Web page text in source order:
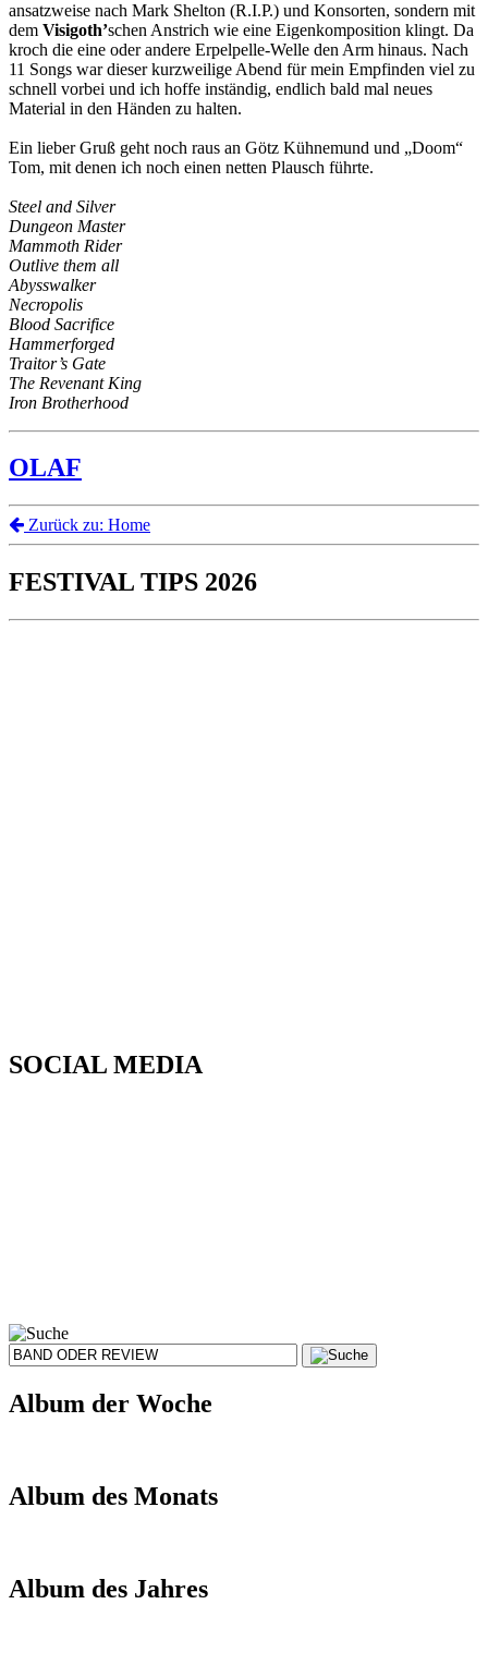
ansatzweise nach Mark Shelton (R.I.P.) und Konsorten, sondern mit
dem Visigoth’schen Anstrich wie eine Eigenkomposition klingt. Da
kroch die eine oder andere Erpelpelle-Welle den Arm hinaus. Nach
11 Songs war dieser kurzweilige Abend für mein Empfinden viel zu
schnell vorbei und ich hoffe inständig, endlich bald mal neues
Material in den Händen zu halten.
Ein lieber Gruß geht noch raus an Götz Kühnemund und „Doom“
Tom, mit denen ich noch einen netten Plausch führte.
Steel and Silver
Dungeon Master
Mammoth Rider
Outlive them all
Abysswalker
Necropolis
Blood Sacrifice
Hammerforged
Traitor’s Gate
The Revenant King
Iron Brotherhood
OLAF
Zurück zu: Home
FESTIVAL TIPS 2026
SOCIAL MEDIA
Album der Woche
Album des Monats
Album des Jahres